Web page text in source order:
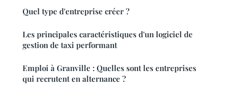
Quel type d'entreprise créer ?
Les principales caractéristiques d'un logiciel de
gestion de taxi performant
Emploi à Granville : Quelles sont les entreprises
qui recrutent en alternance ?